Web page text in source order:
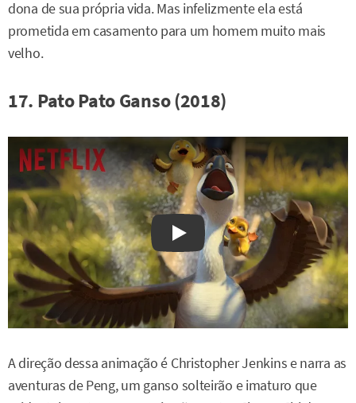
dona de sua própria vida. Mas infelizmente ela está
prometida em casamento para um homem muito mais
velho.
17. Pato Pato Ganso (2018)
Watch on YouTube
A direção dessa animação é Christopher Jenkins e narra as
aventuras de Peng, um ganso solteirão e imaturo que